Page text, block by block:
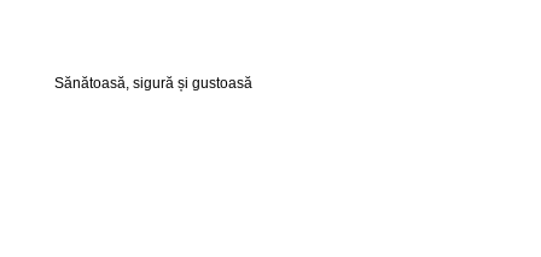
Sănătoasă, sigură și gustoasă